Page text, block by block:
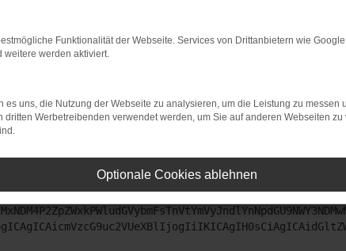
bestimmter Seiten verhindern. Funktioniert die Seite in
dem neuesten Stand sind.
kann auch dazu führen, dass bestimmte Funktionen
uns bitte. Wir werden versuchen, das Problem zu
Funktionalität der Webseite. Services von Drittanbietern wie
weitere werden aktiviert.
es uns, die Nutzung der Webseite zu analysieren, um die Leistung zu messen
dritten Werbetreibenden verwendet werden, um Sie auf anderen Webseiten
Optionale Cookies ablehnen